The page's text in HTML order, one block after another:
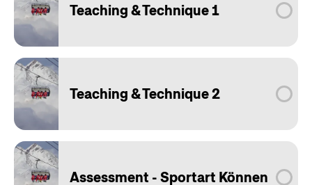
Teaching & Technique 1
Teaching & Technique 2
Assessment - Sportart Können